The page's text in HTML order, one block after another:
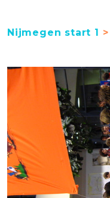
Nijmegen start 1